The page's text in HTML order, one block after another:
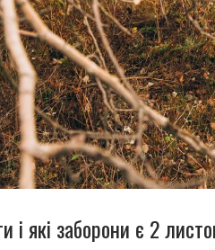
які заборони є 2